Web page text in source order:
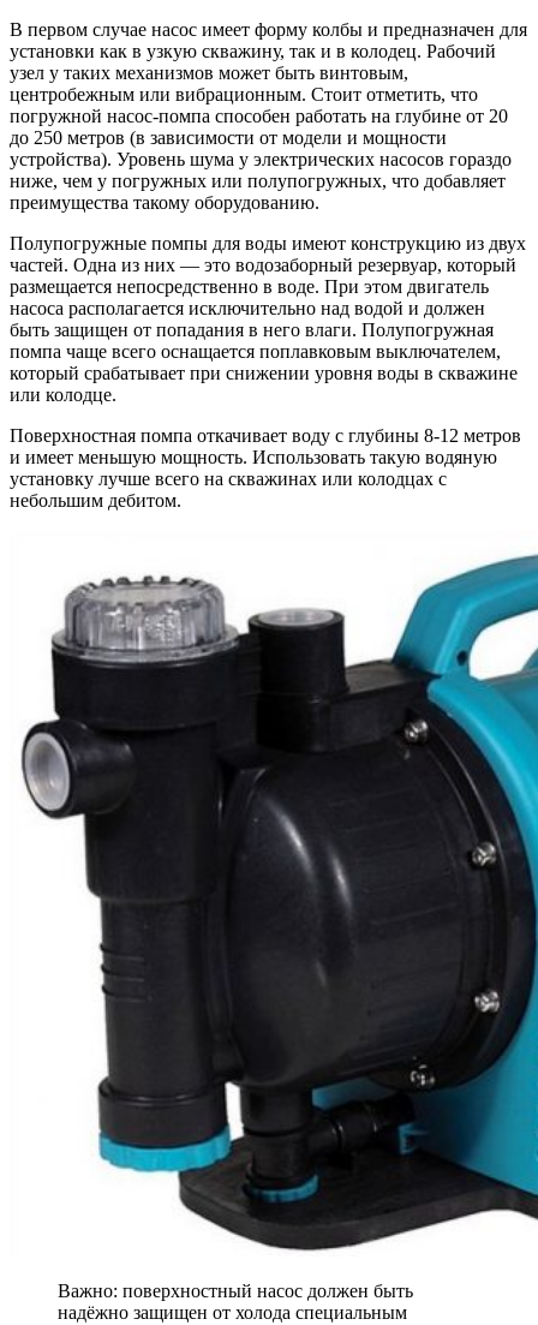
В первом случае насос имеет форму колбы и предназначен для
установки как в узкую скважину, так и в колодец. Рабочий
узел у таких механизмов может быть винтовым,
центробежным или вибрационным. Стоит отметить, что
погружной насос-помпа способен работать на глубине от 20
до 250 метров (в зависимости от модели и мощности
устройства). Уровень шума у электрических насосов гораздо
ниже, чем у погружных или полупогружных, что добавляет
преимущества такому оборудованию.
Полупогружные помпы для воды имеют конструкцию из двух
частей. Одна из них — это водозаборный резервуар, который
размещается непосредственно в воде. При этом двигатель
насоса располагается исключительно над водой и должен
быть защищен от попадания в него влаги. Полупогружная
помпа чаще всего оснащается поплавковым выключателем,
который срабатывает при снижении уровня воды в скважине
или колодце.
Поверхностная помпа откачивает воду с глубины 8-12 метров
и имеет меньшую мощность. Использовать такую водяную
установку лучше всего на скважинах или колодцах с
небольшим дебитом.
Важно: поверхностный насос должен быть
надёжно защищен от холода специальным